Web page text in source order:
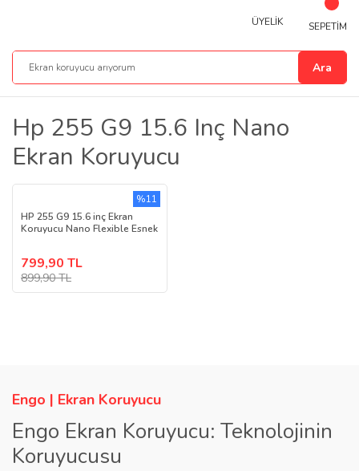
Ara
ÜYELİK SEPETİM
Hp 255 G9 15.6 Inç Nano
Ekran Koruyucu
HP 255 G9 15.6 inç Ekran
Koruyucu Nano Flexible Esnek
799,90 TL
899,90 TL
%11
Engo | Ekran Koruyucu
Engo Ekran Koruyucu: Teknolojinin
Koruyucusu